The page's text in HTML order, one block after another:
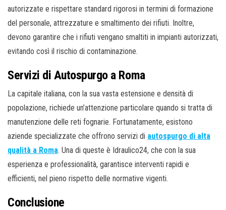
autorizzate e rispettare standard rigorosi in termini di formazione
del personale, attrezzature e smaltimento dei rifiuti. Inoltre,
devono garantire che i rifiuti vengano smaltiti in impianti autorizzati,
evitando così il rischio di contaminazione.
Servizi di Autospurgo a Roma
La capitale italiana, con la sua vasta estensione e densità di
popolazione, richiede un’attenzione particolare quando si tratta di
manutenzione delle reti fognarie. Fortunatamente, esistono
aziende specializzate che offrono servizi di autospurgo di alta
qualità a Roma. Una di queste è Idraulico24, che con la sua
esperienza e professionalità, garantisce interventi rapidi e
efficienti, nel pieno rispetto delle normative vigenti.
Conclusione